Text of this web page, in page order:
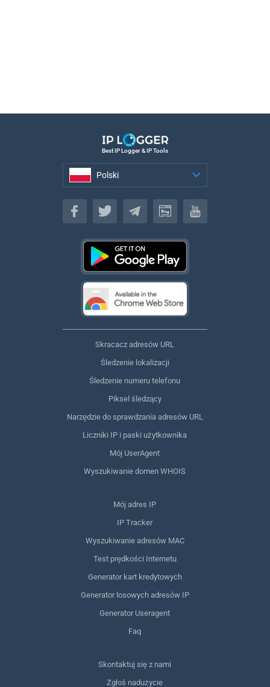
Best IP Logger & IP Tools
Polski
Polski
Skracacz adresów URL
Śledzenie lokalizacji
Śledzenie numeru telefonu
Piksel śledzący
Narzędzie do sprawdzania adresów URL
Liczniki IP i paski użytkownika
Mój UserAgent
Wyszukiwanie domen WHOIS
Mój adres IP
IP Tracker
Wyszukiwanie adresów MAC
Test prędkości Internetu
Generator kart kredytowych
Generator losowych adresów IP
Generator Useragent
Faq
Skontaktuj się z nami
Zgłoś nadużycie